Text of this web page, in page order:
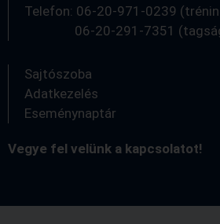
Telefon: 06-20-971-0239
06-20-291-7351 (tagság,
Sajtószoba
Adatkezelés
Eseménynaptár
Vegye fel velünk a kapcsolatot!